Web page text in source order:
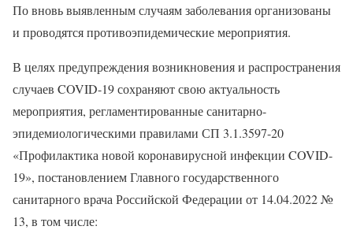
По вновь выявленным случаям заболевания организованы
и проводятся противоэпидемические мероприятия.
В целях предупреждения возникновения и распространения
случаев COVID-19 сохраняют свою актуальность
мероприятия, регламентированные санитарно-
эпидемиологическими правилами СП 3.1.3597-20
«Профилактика новой коронавирусной инфекции COVID-
19», постановлением Главного государственного
санитарного врача Российской Федерации от 14.04.2022 №
13, в том числе: